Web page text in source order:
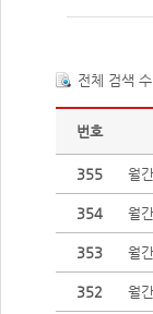
전체 검색
번호
355 월
354 월
353 월
352 월